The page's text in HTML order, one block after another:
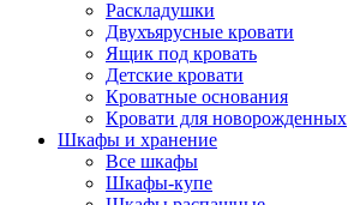
Раскладушки
Двухъярусные кровати
Ящик под кровать
Детские кровати
Кроватные основания
Кровати для новорожденных
Шкафы и хранение
Все шкафы
Шкафы-купе